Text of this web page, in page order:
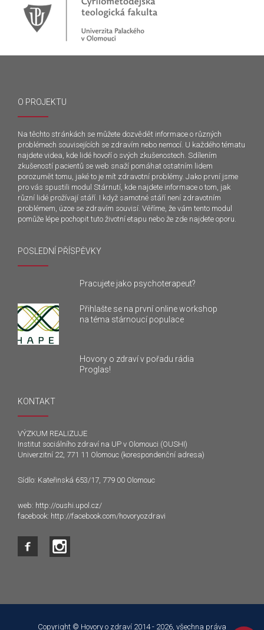
O PROJEKTU
Na těchto stránkách se můžete dozvědět informace o různých
problémech souvisejících se zdravím nebo nemocí. U každého tématu
najdete videa, kde lidé hovoří o svých zkušenostech. Sdílením
zkušeností pacientů se web snaží pomáhat ostatním lidem
porozumět tomu, jaké to je mít zdravotní problémy. Jako první jsme
pro vás spustili modul Stárnutí, kde najdete informace o tom, jak
různí lidé prožívají stáří. I když samotné stáří není zdravotním
problémem, úzce se zdravím souvisí. Věříme, že vám tento modul
pomůže lépe pochopit tuto životní etapu nebo že zde najdete oporu.
POSLEDNÍ PŘÍSPĚVKY
Pracujete jako psychoterapeut?
Přihlašte se na první online workshop
na téma stárnoucí populace
Hovory o zdraví v pořadu rádia
Proglas!
KONTAKT
VÝZKUM REALIZUJE
Institut sociálního zdraví na UP v Olomouci (OUSHI)
Univerzitní 22, 771 11 Olomouc (korespondenční adresa)
Sídlo: Kateřinská 653/17, 779 00 Olomouc
web: http://oushi.upol.cz/
facebook: http://facebook.com/hovoryozdravi
Copyright © Hovory o zdraví 2014 - 2026, všechna práva
souhlasíte.